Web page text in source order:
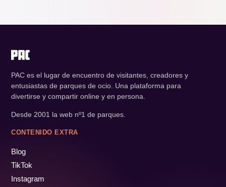
PAC es el lugar de encuentro de visitantes, creadores y
entusiastas de parques de ocio. Una plataforma para
divertirse y compartir online y en persona.
Desde 2001 la web nº1 de parques.
CONTENIDO EXTRA
Blog
TikTok
Instagram